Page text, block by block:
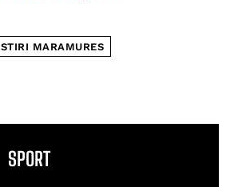
STIRI MARAMURES
SPORT